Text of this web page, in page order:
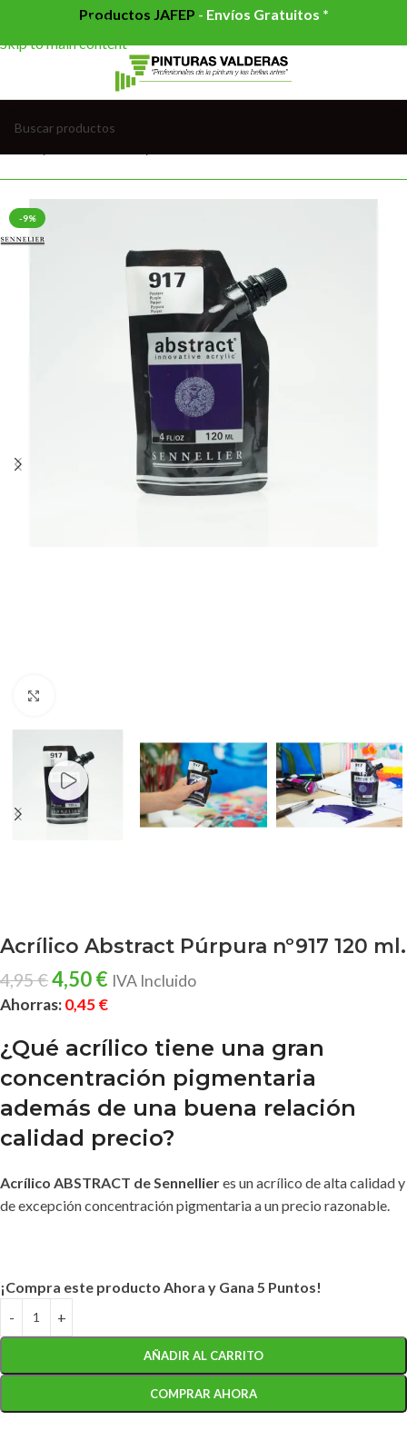
Skip to navigation
Skip to main content
Productos JAFEP - Envíos Gratuitos *
-9%
Acrílico Abstract Púrpura nº917 120 ml.
4,95€4,50€ IVA Incluido
Ahorras:0,45€
¿Qué acrílico tiene una gran
concentración pigmentaria
además de una buena relación
calidad precio?
Acrílico ABSTRACT de Sennellieres un acrílico de alta calidad y
de excepción concentración pigmentaria a un precio razonable.
¡Compra este producto Ahora y Gana 5 Puntos!
AÑADIR AL CARRITO
COMPRAR AHORA